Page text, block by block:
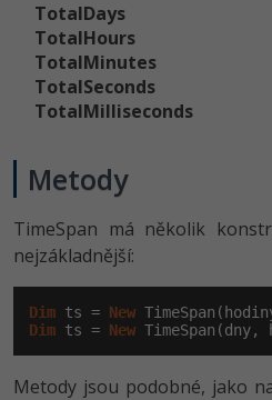
TotalDays
TotalHours
TotalMinutes
TotalSeconds
TotalMilliseconds
Metody
TimeSpan má několik
nejzákladnější:
Dim ts = New
Dim ts = New
Metody jsou podobné, jako